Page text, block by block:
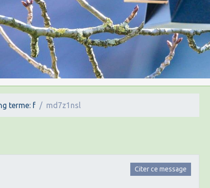
terme: f md7z1nsl
Citer ce message